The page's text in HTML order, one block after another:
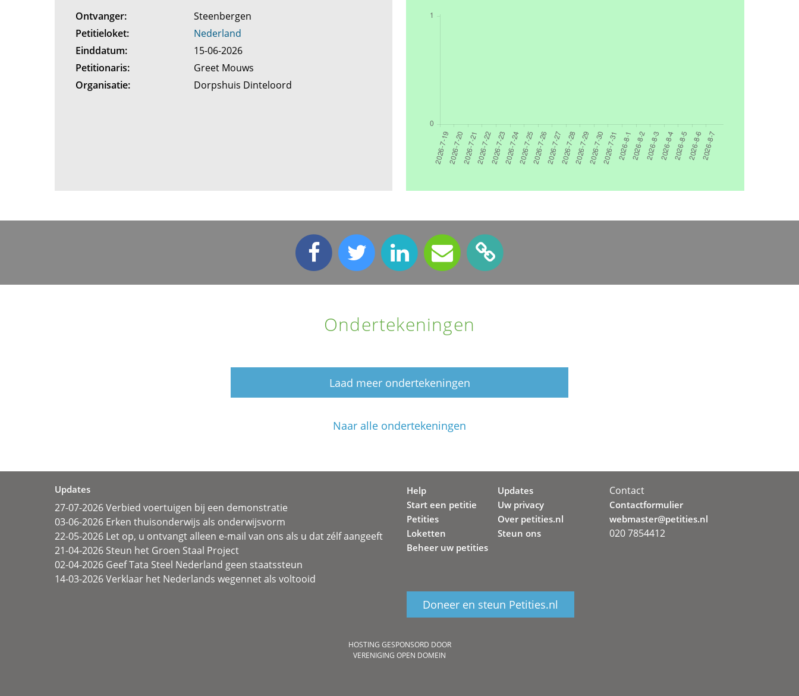
Ontvanger:
Steenbergen
Petitieloket:
Nederland
Einddatum:
15-06-2026
Petitionaris:
Greet Mouws
Organisatie:
Dorpshuis Dinteloord
Ondertekeningen
Laad meer ondertekeningen
Naar alle ondertekeningen
Updates
27-07-2026 Verbied voertuigen bij een demonstratie
03-06-2026 Erken thuisonderwijs als onderwijsvorm
22-05-2026 Let op, u ontvangt alleen e-mail van ons als u dat zélf aangeeft
21-04-2026 Steun het Groen Staal Project
02-04-2026 Geef Tata Steel Nederland geen staatssteun
14-03-2026 Verklaar het Nederlands wegennet als voltooid
Help
Start een petitie
Petities
Loketten
Beheer uw petities
Updates
Uw privacy
Over petities.nl
Steun ons
Doneer en steun Petities.nl
Contact
Contactformulier
webmaster@petities.nl
020 7854412
HOSTING GESPONSORD DOOR
VERENIGING OPEN DOMEIN